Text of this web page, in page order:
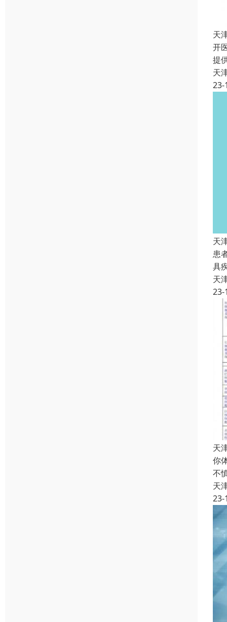
天
开
提
天
23-
天
患
具
天
23-
天
你
不
天
23-